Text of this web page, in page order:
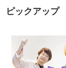
ピックアップ